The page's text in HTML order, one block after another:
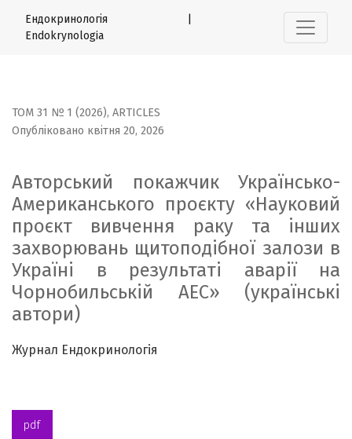
Авторський покажчик Українсько-Американського
Ендокринологія |
Endokrynologia
ТОМ 31 № 1 (2026), ARTICLES
Авторський покажчик Українсько-
Американського проєкту «Науковий
проєкт вивчення раку та інших
захворювань щитоподібної залози в
Україні в результаті аварії на
Чорнобильській АЕС» (українські
автори)
Опубліковано квітня 20, 2026
Журнал Ендокринологія
pdf